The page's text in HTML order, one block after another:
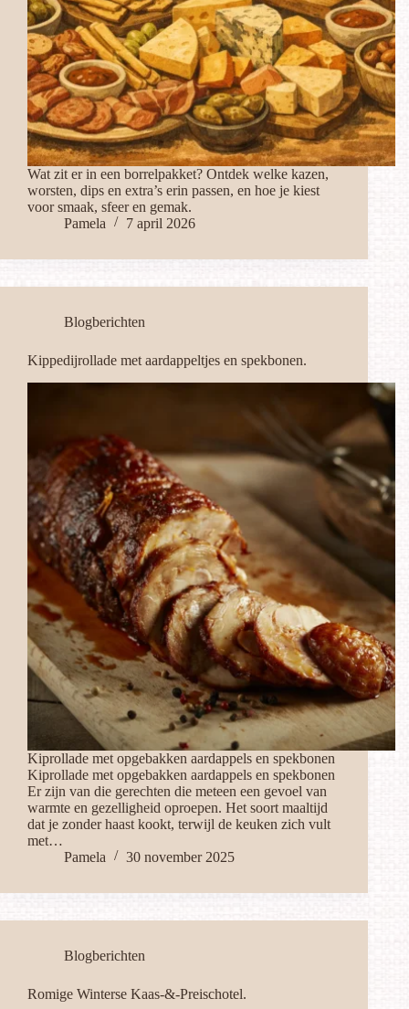
Wat zit er in een borrelpakket? Ontdek welke kazen,
worsten, dips en extra’s erin passen, en hoe je kiest
voor smaak, sfeer en gemak.
Pamela
7 april 2026
Blogberichten
Kippedijrollade met aardappeltjes en spekbonen.
Kiprollade met opgebakken aardappels en spekbonen
Kiprollade met opgebakken aardappels en spekbonen
Er zijn van die gerechten die meteen een gevoel van
warmte en gezelligheid oproepen. Het soort maaltijd
dat je zonder haast kookt, terwijl de keuken zich vult
met…
Pamela
30 november 2025
Blogberichten
Romige Winterse Kaas-&-Preischotel.